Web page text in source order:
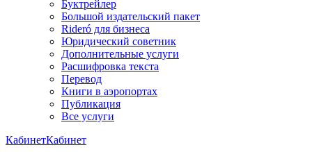
Буктрейлер
Большой издательский пакет
Rideró для бизнеса
Юридический советник
Дополнительные услуги
Расшифровка текста
Перевод
Книги в аэропортах
Публикация
Все услуги
КабинетКабинет